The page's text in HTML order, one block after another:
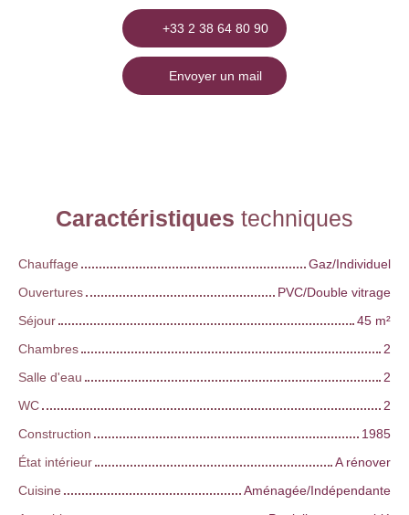
+33 2 38 64 80 90
Envoyer un mail
Caractéristiques techniques
Chauffage
Gaz/Individuel
Ouvertures
PVC/Double vitrage
Séjour
45 m²
Chambres
2
Salle d'eau
2
WC
2
Construction
1985
État intérieur
A rénover
Cuisine
Aménagée/Indépendante